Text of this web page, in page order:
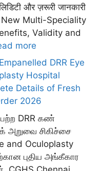
और ज़रूरी जानकारी
New Multi-Speciality
Validity and
more
DRR Eye
Hospital
Details of Fresh
2026
DRR கண்
அறுவை சிகிச்சை
and Oculoplasty
புதிய அங்கீகார